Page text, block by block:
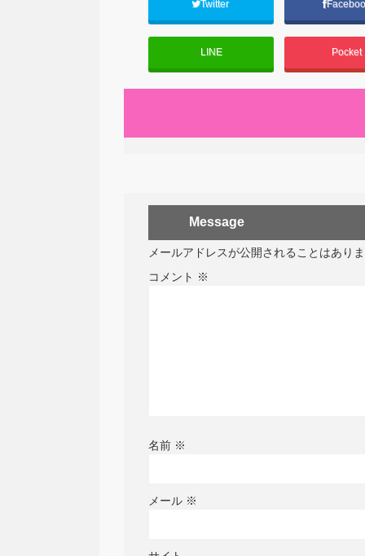
Twitter
LINE Pocket
Message
メールアドレスが公開されることはあり
コメント ※
名前 ※
メール ※